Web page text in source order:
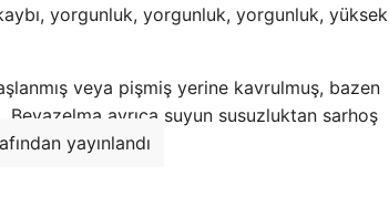
yorgunluk, yorgunluk, yorgunluk, yüksek
veya pişmiş yerine kavrulmuş, bazen
ayrıca suyun susuzluktan sarhoş
yayınlandı